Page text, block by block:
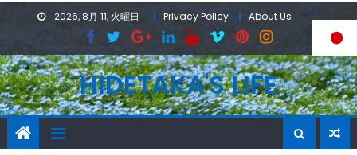
2026, 8月 11, 火曜日 Privacy Policy About Us
HIDETAKA'S LIFE